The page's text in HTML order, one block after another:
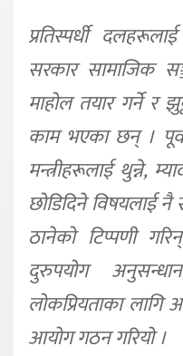
प्रतिस्पर्धी
सरकार सामाजिक
माहोल तयार गर्ने र
काम भएका छन् ।
मन्त्रीहरूलाई थुन्ने,
छोडिदिने विषयलाई
ठानेको टिप्पणी
दुरुपयोग
लोकप्रियताका
आयोग गठन गरियो ।